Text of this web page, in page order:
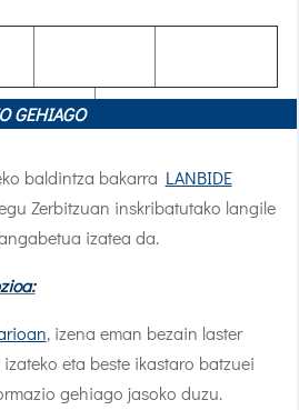
GEHIAGO
baldintza bakarra LANBIDE
Zerbitzuan inskribatutako langile
izatea da.
, izena eman bezain laster
eta beste ikastaro batzuei
gehiago jasoko duzu.